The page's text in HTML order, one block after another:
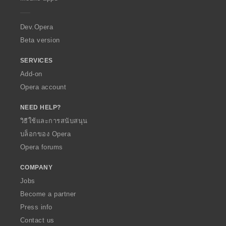
a
Dev.Opera
Beta version
SERVICES
Add-on
Opera account
NEED HELP?
วิธีใช้และการสนับสนุน
บล็อกของ Opera
Opera forums
COMPANY
Jobs
Become a partner
Press info
Contact us